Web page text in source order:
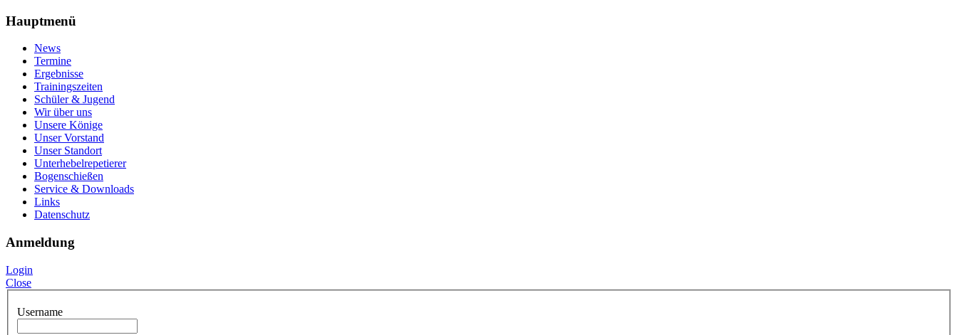
Hauptmenü
News
Termine
Ergebnisse
Trainingszeiten
Schüler & Jugend
Wir über uns
Unsere Könige
Unser Vorstand
Unser Standort
Unterhebelrepetierer
Bogenschießen
Service & Downloads
Links
Datenschutz
Anmeldung
Login
Close
Username